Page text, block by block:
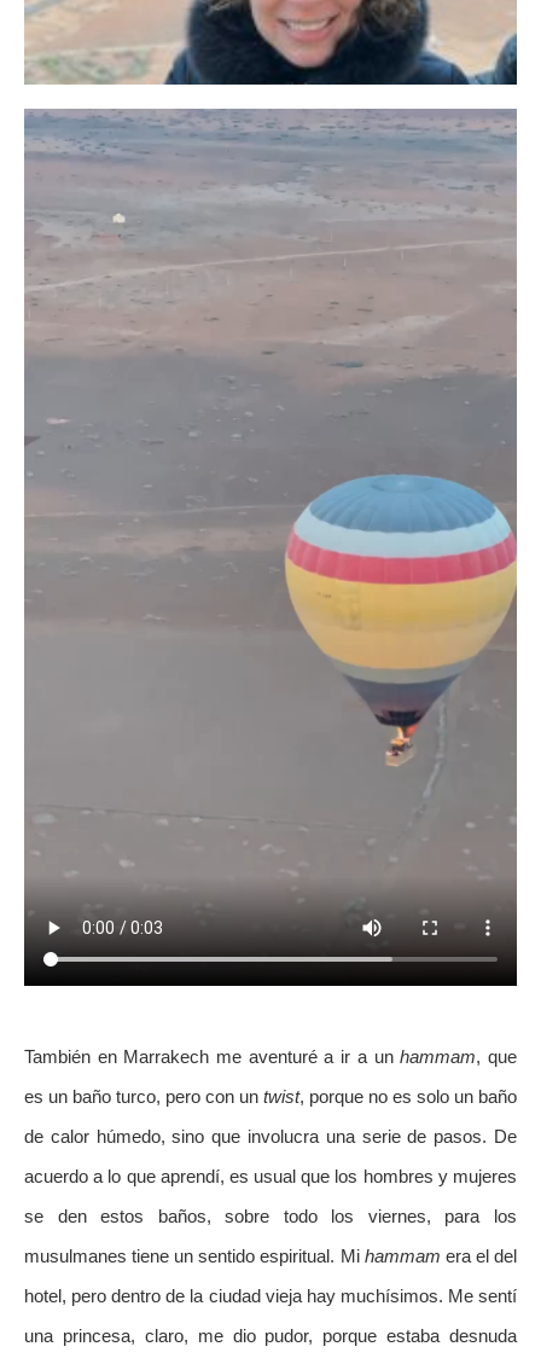
También en Marrakech me aventuré a ir a unhammam, que
es un baño turco, pero con un twist, porque no es solo un baño
de calor húmedo, sino que involucra una serie de pasos. De
acuerdo a lo que aprendí, es usual que los hombres y mujeres
se den estos baños, sobre todo los viernes, para los
musulmanes tiene un sentido espiritual. Mi hammam era el del
hotel, pero dentro de la ciudad vieja hay muchísimos. Me sentí
una princesa, claro, me dio pudor, porque estaba desnuda